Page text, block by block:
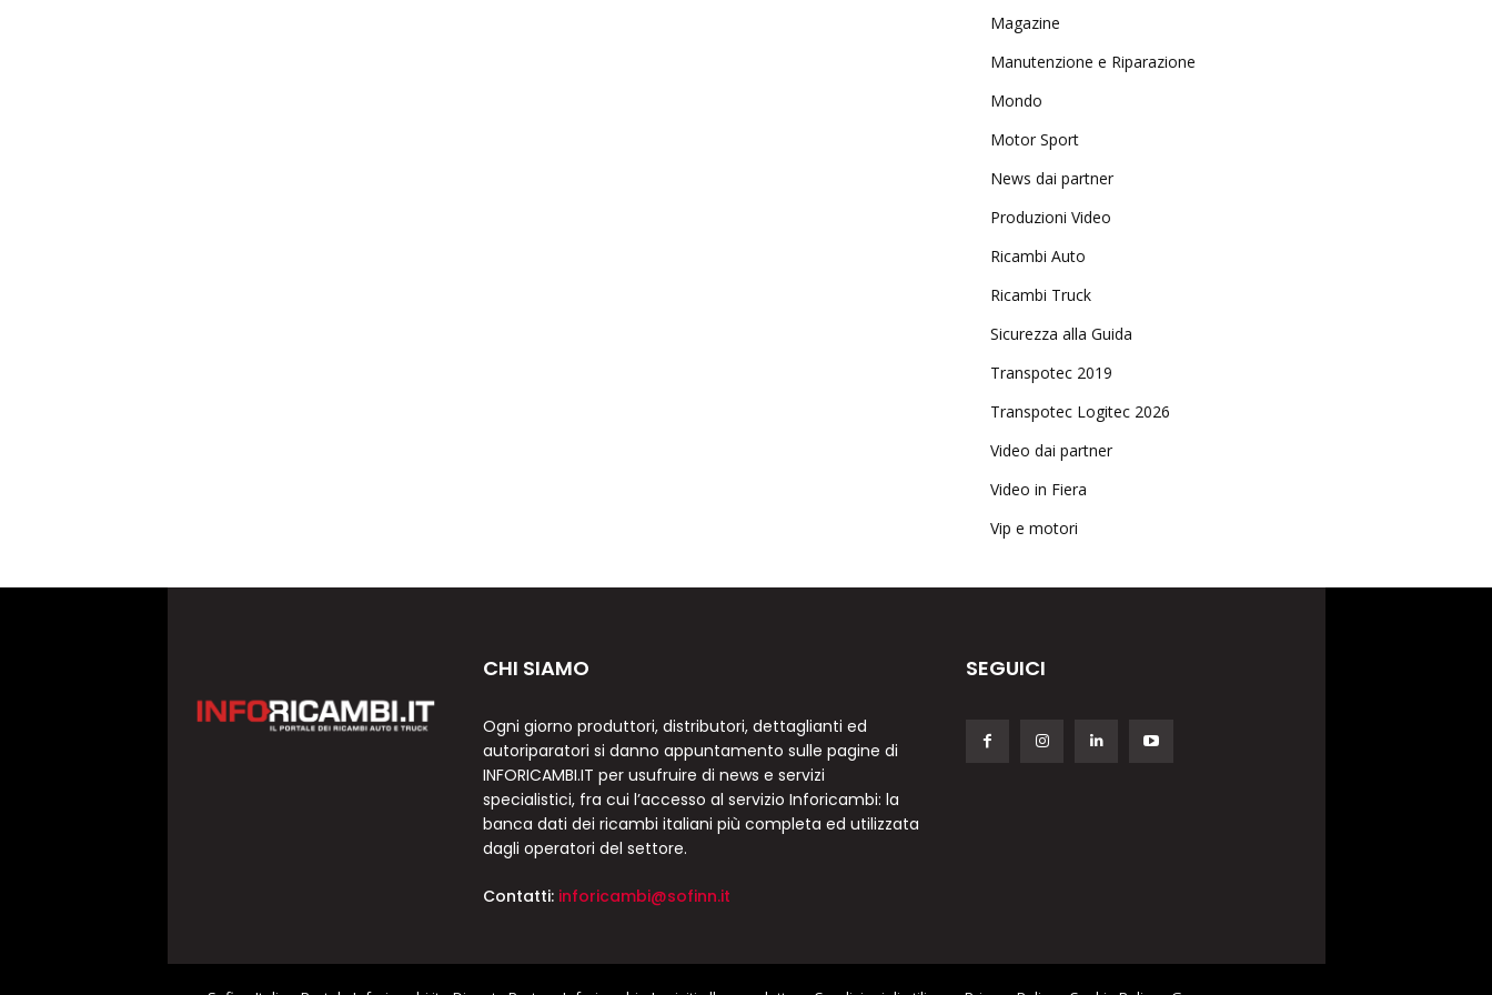
Magazine
Manutenzione e Riparazione
Mondo
Motor Sport
News dai partner
Produzioni Video
Ricambi Auto
Ricambi Truck
Sicurezza alla Guida
Transpotec 2019
Transpotec Logitec 2026
Video dai partner
Video in Fiera
Vip e motori
CHI SIAMO
Ogni giorno produttori, distributori, dettaglianti ed
autoriparatori si danno appuntamento sulle pagine di
INFORICAMBI.IT per usufruire di news e servizi
specialistici, fra cui l’accesso al servizio Inforicambi: la
banca dati dei ricambi italiani più completa ed utilizzata
dagli operatori del settore.
Contatti: inforicambi@sofinn.it
SEGUICI